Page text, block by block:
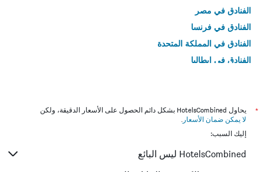
الفنادق في مصر
الفنادق في فرنسا
الفنادق في المملكة المتحدة
الفنادق في إيطاليا
*
يحاول HotelsCombined بشكل دائم الحصول على الأسعار الدقيقة، ولكن
لا يمكن ضمان الأسعار .
إليك السبب:
HotelsCombined ليس البائع